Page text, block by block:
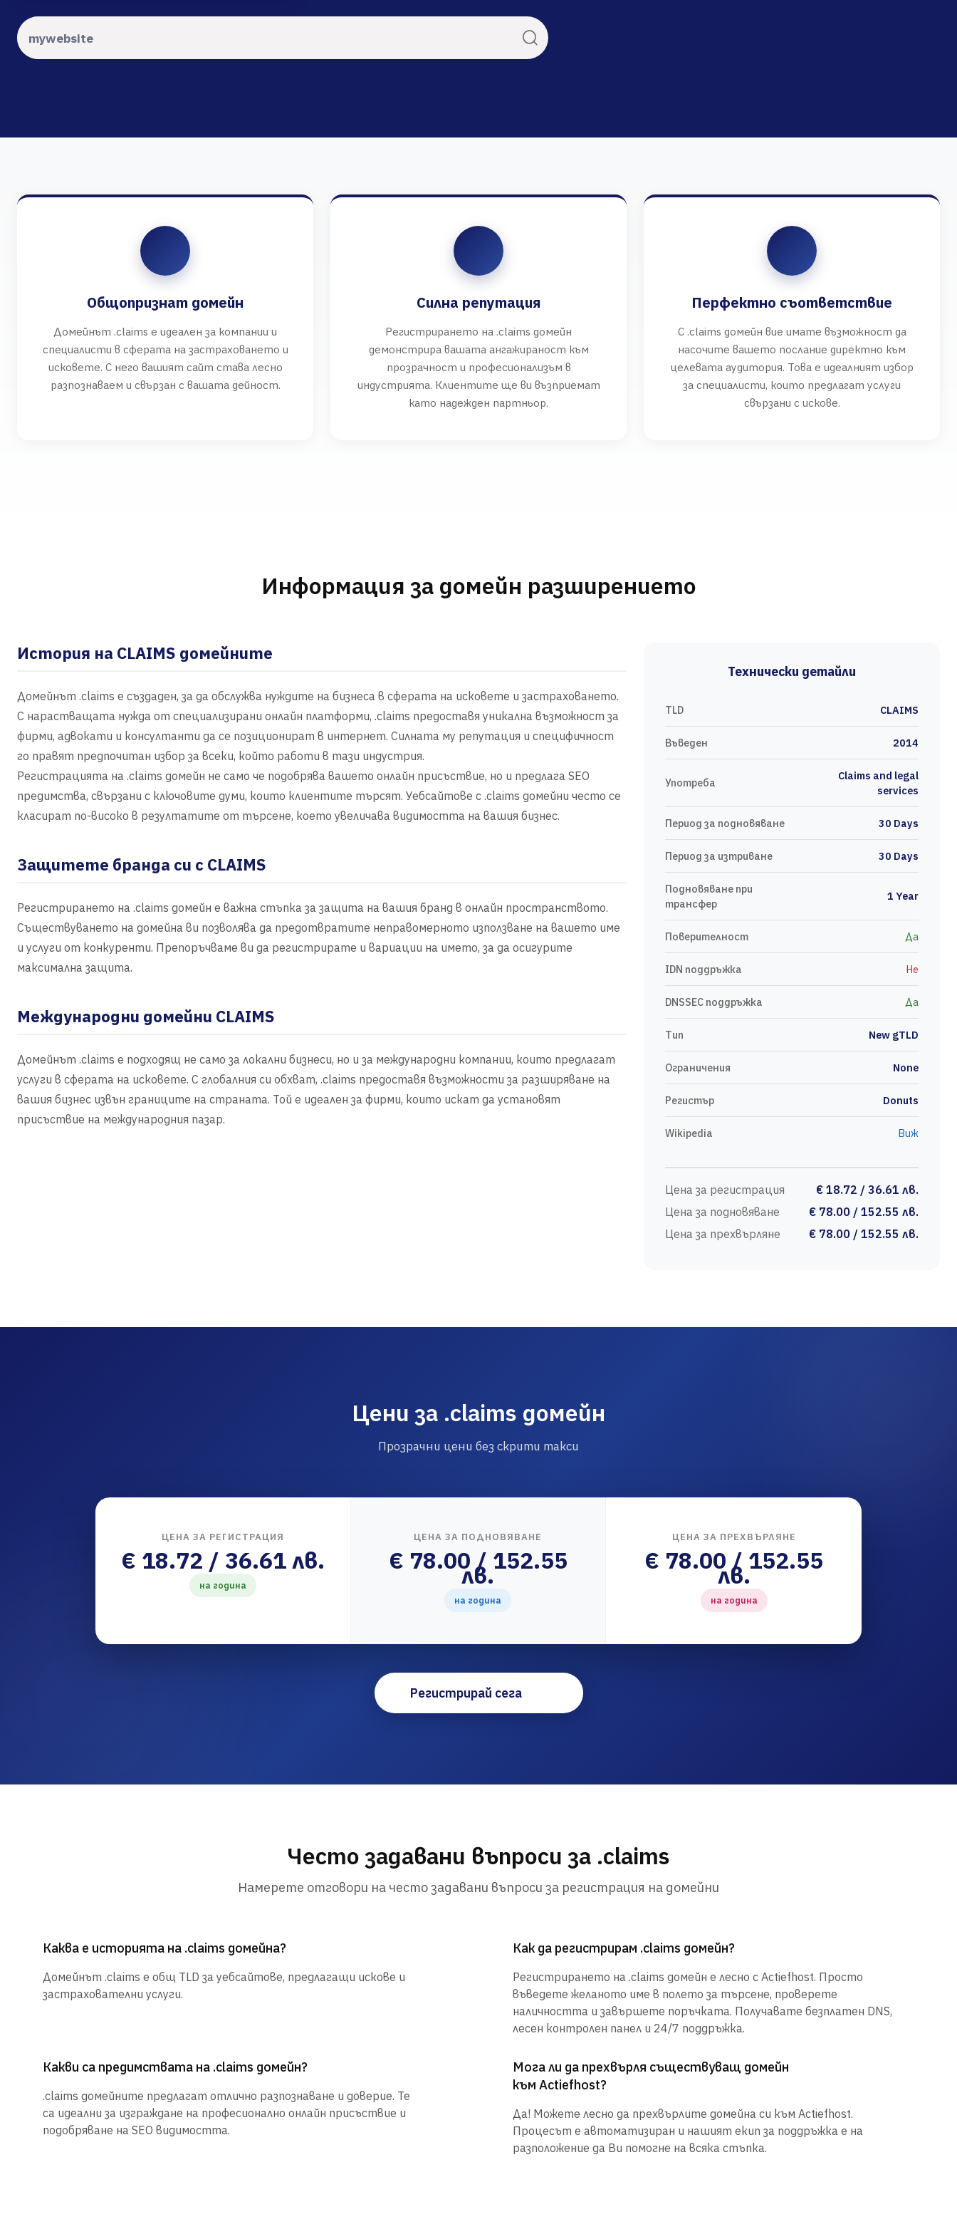
Общопризнат домейн
Домейнът .claims е идеален за компании и
специалисти в сферата на застраховането и
исковете. С него вашият сайт става лесно
разпознаваем и свързан с вашата дейност.
Силна репутация
Регистрирането на .claims домейн
демонстрира вашата ангажираност към
прозрачност и професионализъм в
индустрията. Клиентите ще ви възприемат
като надежден партньор.
Перфектно съответствие
С .claims домейн вие имате възможност да
насочите вашето послание директно към
целевата аудитория. Това е идеалният избор
за специалисти, които предлагат услуги
свързани с искове.
Информация за домейн разширението
История на CLAIMS домейните
Домейнът .claims е създаден, за да обслужва нуждите на бизнеса в сферата на исковете и застраховането.
С нарастващата нужда от специализирани онлайн платформи, .claims предоставя уникална възможност за
фирми, адвокати и консултанти да се позиционират в интернет. Силната му репутация и специфичност
го правят предпочитан избор за всеки, който работи в тази индустрия.
Регистрацията на .claims домейн не само че подобрява вашето онлайн присъствие, но и предлага SEO
предимства, свързани с ключовите думи, които клиентите търсят. Уебсайтове с .claims домейни често се
класират по-високо в резултатите от търсене, което увеличава видимостта на вашия бизнес.
Защитете бранда си с CLAIMS
Регистрирането на .claims домейн е важна стъпка за защита на вашия бранд в онлайн пространството.
Съществуването на домейна ви позволява да предотвратите неправомерното използване на вашето име
и услуги от конкуренти. Препоръчваме ви да регистрирате и вариации на името, за да осигурите
максимална защита.
Международни домейни CLAIMS
Домейнът .claims е подходящ не само за локални бизнеси, но и за международни компании, които предлагат
услуги в сферата на исковете. С глобалния си обхват, .claims предоставя възможности за разширяване на
вашия бизнес извън границите на страната. Той е идеален за фирми, които искат да установят
присъствие на международния пазар.
Технически детайли
TLD CLAIMS
Въведен 2014
Употреба
Claims and legal
services
Период за подновяване 30 Days
Период за изтриване 30 Days
Подновяване при
трансфер
1 Year
Поверителност Да
IDN поддръжка Не
DNSSEC поддръжка Да
Тип New gTLD
Ограничения None
Регистър Donuts
Wikipedia Виж
Цена за регистрация
€ 18.72 / 36.61 лв.
Цена за подновяване
€ 78.00 / 152.55 лв.
Цена за прехвърляне
€ 78.00 / 152.55 лв.
Цени за .claims домейн
Прозрачни цени без скрити такси
ЦЕНА ЗА РЕГИСТРАЦИЯ
€ 18.72 / 36.61 лв.
на година
ЦЕНА ЗА ПОДНОВЯВАНЕ
€ 78.00 / 152.55
лв.
на година
ЦЕНА ЗА ПРЕХВЪРЛЯНЕ
€ 78.00 / 152.55
лв.
на година
Регистрирай сега
Често задавани въпроси за .claims
Намерете отговори на често задавани въпроси за регистрация на домейни
Каква е историята на .claims домейна?
Домейнът .claims е общ TLD за уебсайтове, предлагащи искове и
застрахователни услуги.
Как да регистрирам .claims домейн?
Регистрирането на .claims домейн е лесно с Actiefhost. Просто
въведете желаното име в полето за търсене, проверете
наличността и завършете поръчката. Получавате безплатен DNS,
лесен контролен панел и 24/7 поддръжка.
Какви са предимствата на .claims домейн?
.claims домейните предлагат отлично разпознаване и доверие. Те
са идеални за изграждане на професионално онлайн присъствие и
подобряване на SEO видимостта.
Мога ли да прехвърля съществуващ домейн
към Actiefhost?
Да! Можете лесно да прехвърлите домейна си към Actiefhost.
Процесът е автоматизиран и нашият екип за поддръжка е на
разположение да Ви помогне на всяка стъпка.